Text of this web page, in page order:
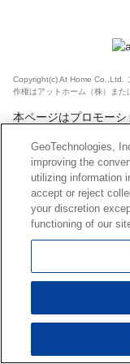
Copyright(c) At Home Co.,Ltd.
作権はアットホーム（株）また
本ページはプロモーシ
GeoTechnologies,
improving the
utilizing information
accept or reject
your discretion
functioning of our